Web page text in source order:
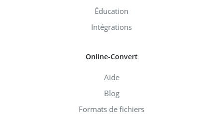
Éducation
Intégrations
Online-Convert
Aide
Blog
Formats de fichiers